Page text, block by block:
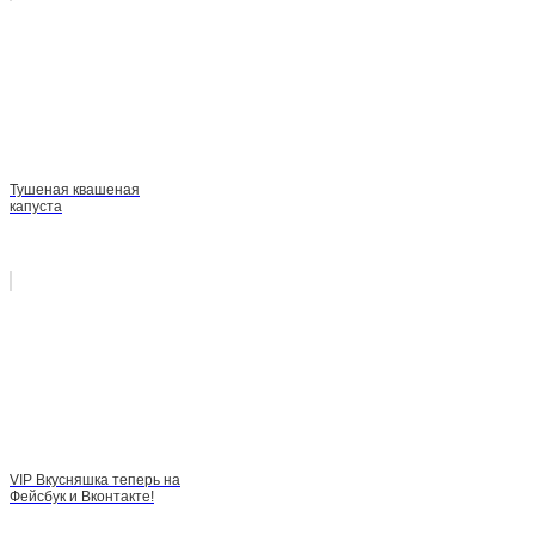
Тушеная квашеная
капуста
VIP Вкусняшка теперь на
Фейсбук и Вконтакте!